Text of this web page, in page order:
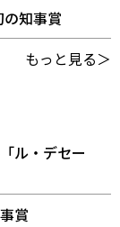
知事賞
もっと見る＞
ル・デセー
賞